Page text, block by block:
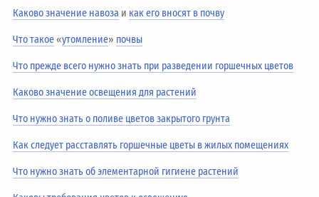
Каково значение навоза и как его вносят в почву
Что такое «утомление» почвы
Что прежде всего нужно знать при разведении горшечных цветов
Каково значение освещения для растений
Что нужно знать о поливе цветов закрытого грунта
Как следует расставлять горшечные цветы в жилых помещениях
Что нужно знать об элементарной гигиене растений